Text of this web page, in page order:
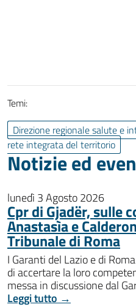
Temi:
Direzione regionale salute e
rete integrata del territorio
Notizie ed
lunedì 3 Agosto 2026
Cpr di Gjadër, sulle
Anastasìa e
Tribunale di Roma
I Garanti del Lazio e di
di accertare la loro
messa in discussione dal
Leggi tutto →